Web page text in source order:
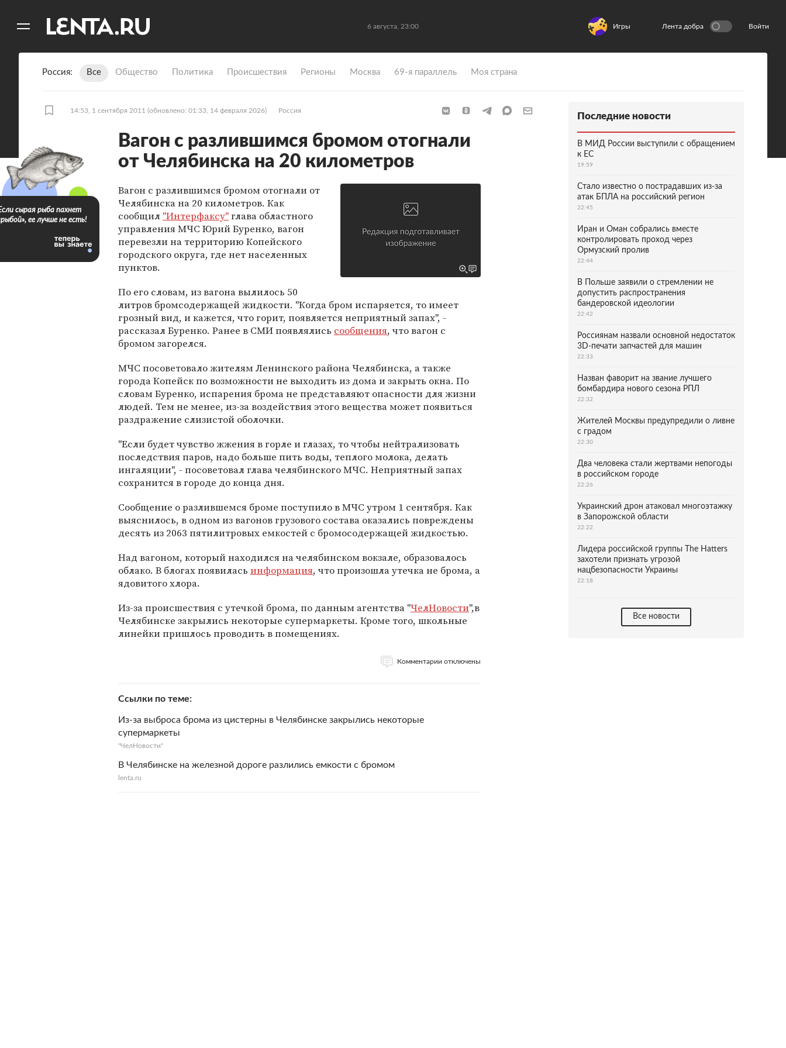
6 августа, 23:00 Игры Лента добра Войти
Россия Все Общество Политика Происшествия Регионы Москва 69-я параллель Моя страна
14:53, 1 сентября 2011 (обновлено: 01:33, 14 февраля 2026) Россия
Вагон с разлившимся бромом отогнали
от Челябинска на 20 километров
Вагон с разлившимся бромом отогнали от
Челябинска на 20 километров. Как
сообщил "Интерфаксу"глава областного
управления МЧС Юрий Буренко, вагон
перевезли на территорию Копейского
городского округа, где нет населенных
пунктов.
По его словам, из вагона вылилось 50
литров бромсодержащей жидкости. "Когда бром испаряется, то имеет
грозный вид, и кажется, что горит, появляется неприятный запах", -
рассказал Буренко. Ранее в СМИ появлялись сообщения, что вагон с
бромом загорелся.
МЧС посоветовало жителям Ленинского района Челябинска, а также
города Копейск по возможности не выходить из дома и закрыть окна. По
словам Буренко, испарения брома не представляют опасности для жизни
людей. Тем не менее, из-за воздействия этого вещества может появиться
раздражение слизистой оболочки.
"Если будет чувство жжения в горле и глазах, то чтобы нейтрализовать
последствия паров, надо больше пить воды, теплого молока, делать
ингаляции", - посоветовал глава челябинского МЧС. Неприятный запах
сохранится в городе до конца дня.
Сообщение о разлившемся броме поступило в МЧС утром 1 сентября. Как
выяснилось, в одном из вагонов грузового состава оказались повреждены
десять из 2063 пятилитровых емкостей с бромосодержащей жидкостью.
Над вагоном, который находился на челябинском вокзале, образовалось
облако. В блогах появилась информация, что произошла утечка не брома, а
ядовитого хлора.
Из-за происшествия с утечкой брома, по данным агентства "ЧелНовости",в
Челябинске закрылись некоторые супермаркеты. Кроме того, школьные
линейки пришлось проводить в помещениях.
Комментарии отключены
Ссылки по теме
Из-за выброса брома из цистерны в Челябинске закрылись некоторые
супермаркеты
"ЧелНовости"
В Челябинске на железной дороге разлились емкости с бромом
lenta.ru
сырая рыба пахнет
ее лучше не есть!
Последние новости
В МИД России выступили с обращением
к ЕС
19:59
Стало известно о пострадавших из-за
атак БПЛА на российский регион
22:45
Иран и Оман собрались вместе
контролировать проход через
Ормузский пролив
22:44
В Польше заявили о стремлении не
допустить распространения
бандеровской идеологии
22:42
Россиянам назвали основной недостаток
3D-печати запчастей для машин
22:33
Назван фаворит на звание лучшего
бомбардира нового сезона РПЛ
22:32
Жителей Москвы предупредили о ливне
с градом
22:30
Два человека стали жертвами непогоды
в российском городе
22:26
Украинский дрон атаковал многоэтажку
в Запорожской области
22:22
Лидера российской группы The Hatters
захотели признать угрозой
нацбезопасности Украины
22:18
Все новости